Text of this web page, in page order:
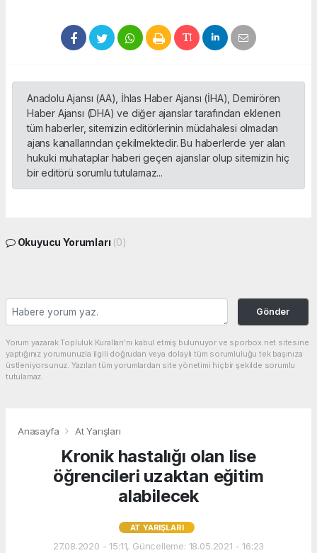
Anadolu Ajansı (AA), İhlas Haber Ajansı (İHA), Demirören
Haber Ajansı (DHA) ve diğer ajanslar tarafından eklenen
tüm haberler, sitemizin editörlerinin müdahalesi olmadan
ajans kanallarından çekilmektedir. Bu haberlerde yer alan
hukuki muhataplar haberi geçen ajanslar olup sitemizin hiç
bir editörü sorumlu tutulamaz...
Okuyucu Yorumları (0)
Gönder
Yorum yazarak Topluluk Kuralları’nı kabul etmiş bulunuyor ve sporbox.net sitesine
yaptığınız yorumunuzla ilgili doğrudan veya dolaylı tüm sorumluluğu tek başınıza
üstleniyorsunuz. Yazılan tüm yorumlardan site yönetimi hiçbir şekilde sorumlu
tutulamaz.
Anasayfa At Yarışları
Kronik hastalığı olan lise
öğrencileri uzaktan eğitim
alabilecek
AT YARIŞLARI
27.08.2020 - 15:11, Güncelleme: 18.05.2021 - 16:23